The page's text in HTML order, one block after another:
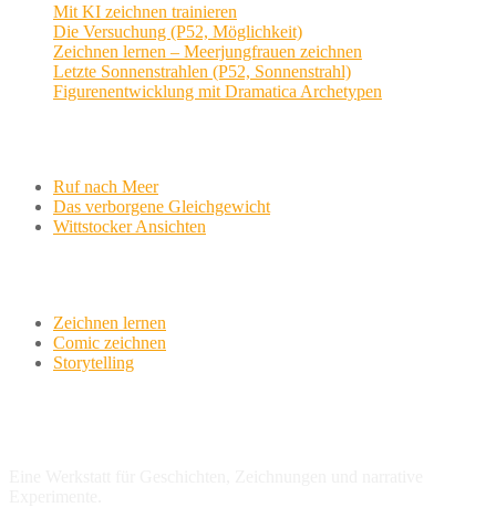
Mit KI zeichnen trainieren
Die Versuchung (P52, Möglichkeit)
Zeichnen lernen – Meerjungfrauen zeichnen
Letzte Sonnenstrahlen (P52, Sonnenstrahl)
Figurenentwicklung mit Dramatica Archetypen
Ruf nach Meer
Das verborgene Gleichgewicht
Wittstocker Ansichten
Zeichnen lernen
Comic zeichnen
Storytelling